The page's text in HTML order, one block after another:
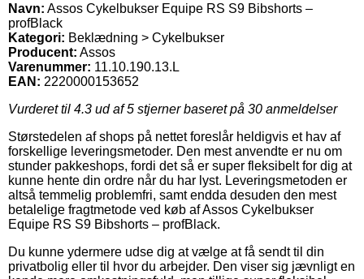
Navn: Assos Cykelbukser Equipe RS S9 Bibshorts –
profBlack
Kategori: Beklædning > Cykelbukser
Producent: Assos
Varenummer: 11.10.190.13.L
EAN: 2220000153652
Vurderet til 4.3 ud af 5 stjerner baseret på 30 anmeldelser
Størstedelen af shops på nettet foreslår heldigvis et hav af
forskellige leveringsmetoder. Den mest anvendte er nu om
stunder pakkeshops, fordi det så er super fleksibelt for dig at
kunne hente din ordre når du har lyst. Leveringsmetoden er
altså temmelig problemfri, samt endda desuden den mest
betalelige fragtmetode ved køb af Assos Cykelbukser
Equipe RS S9 Bibshorts – profBlack.
Du kunne ydermere udse dig at vælge at få sendt til din
privatbolig eller til hvor du arbejder. Den viser sig jævnligt en